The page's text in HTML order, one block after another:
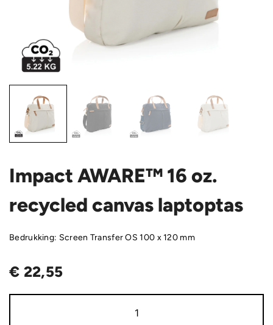
Impact AWARE™ 16 oz.
recycled canvas laptoptas
Bedrukking: Screen Transfer OS 100 x 120 mm
€ 22,55
AWARE™